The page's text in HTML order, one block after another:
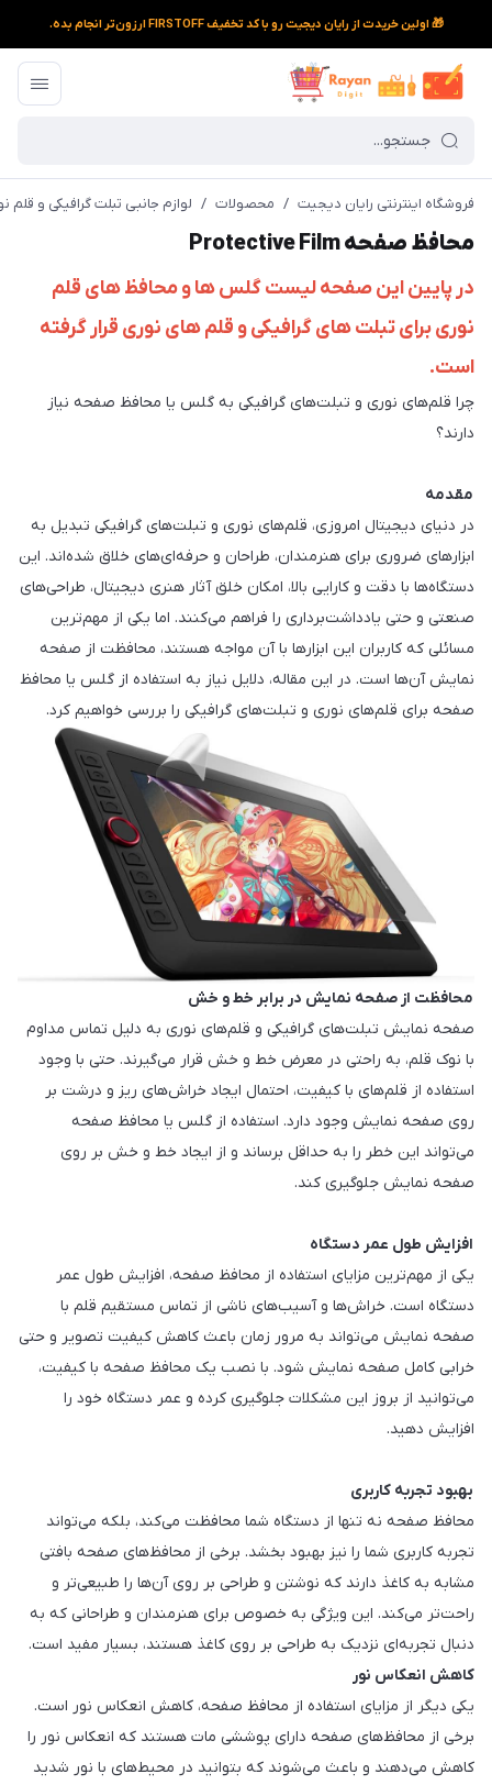
🎁 اولین خریدت از رایان دیجیت رو با کد تخفیف FIRSTOFF ارزون‌تر انجام بده.
فروشگاه اینترنتی رایان دیجیت / محصولات / لوازم جانبی تبلت گرافیکی و قلم
محافظ صفحه Protective Film
در پایین این صفحه لیست گلس ها و محافظ های قلم
نوری برای تبلت های گرافیکی و قلم های نوری قرار گرفته
است.
چرا قلم‌های نوری و تبلت‌های گرافیکی به گلس یا محافظ صفحه نیاز
دارند؟
مقدمه
در دنیای دیجیتال امروزی، قلم‌های نوری و تبلت‌های گرافیکی تبدیل به
ابزارهای ضروری برای هنرمندان، طراحان و حرفه‌ای‌های خلاق شده‌اند. این
دستگاه‌ها با دقت و کارایی بالا، امکان خلق آثار هنری دیجیتال، طراحی‌های
صنعتی و حتی یادداشت‌برداری را فراهم می‌کنند. اما یکی از مهم‌ترین
مسائلی که کاربران این ابزارها با آن مواجه هستند، محافظت از صفحه
نمایش آن‌ها است. در این مقاله، دلایل نیاز به استفاده از گلس یا محافظ
صفحه برای قلم‌های نوری و تبلت‌های گرافیکی را بررسی خواهیم کرد.
محافظت از صفحه نمایش در برابر خط و خش
صفحه نمایش تبلت‌های گرافیکی و قلم‌های نوری به دلیل تماس مداوم
با نوک قلم، به راحتی در معرض خط و خش قرار می‌گیرند. حتی با وجود
استفاده از قلم‌های با کیفیت، احتمال ایجاد خراش‌های ریز و درشت بر
روی صفحه نمایش وجود دارد. استفاده از گلس یا محافظ صفحه
می‌تواند این خطر را به حداقل برساند و از ایجاد خط و خش بر روی
صفحه نمایش جلوگیری کند.
افزایش طول عمر دستگاه
یکی از مهم‌ترین مزایای استفاده از محافظ صفحه، افزایش طول عمر
دستگاه است. خراش‌ها و آسیب‌های ناشی از تماس مستقیم قلم با
صفحه نمایش می‌تواند به مرور زمان باعث کاهش کیفیت تصویر و حتی
خرابی کامل صفحه نمایش شود. با نصب یک محافظ صفحه با کیفیت،
می‌توانید از بروز این مشکلات جلوگیری کرده و عمر دستگاه خود را
افزایش دهید.
بهبود تجربه کاربری
محافظ صفحه نه تنها از دستگاه شما محافظت می‌کند، بلکه می‌تواند
تجربه کاربری شما را نیز بهبود بخشد. برخی از محافظ‌های صفحه بافتی
مشابه به کاغذ دارند که نوشتن و طراحی بر روی آن‌ها را طبیعی‌تر و
راحت‌تر می‌کند. این ویژگی به خصوص برای هنرمندان و طراحانی که به
دنبال تجربه‌ای نزدیک به طراحی بر روی کاغذ هستند، بسیار مفید است.
کاهش انعکاس نور
یکی دیگر از مزایای استفاده از محافظ صفحه، کاهش انعکاس نور است.
برخی از محافظ‌های صفحه دارای پوششی مات هستند که انعکاس نور را
کاهش می‌دهند و باعث می‌شوند که بتوانید در محیط‌های با نور شدید